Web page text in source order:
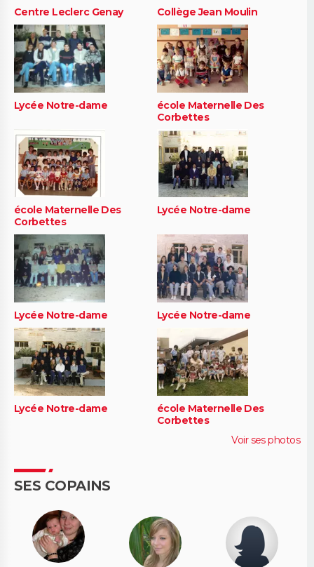
Centre Leclerc Genay Collège Jean Moulin
Lycée Notre-dame
école Maternelle Des
Corbettes
école Maternelle Des
Corbettes
Lycée Notre-dame
Lycée Notre-dame Lycée Notre-dame
Lycée Notre-dame
école Maternelle Des
Corbettes
Voir ses photos
SES COPAINS